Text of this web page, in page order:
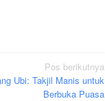
Pos berikutnya
Ubi: Takjil Manis untuk
Berbuka Puasa